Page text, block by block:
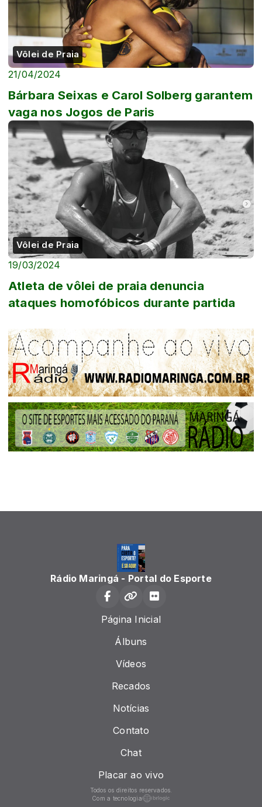
Vôlei de Praia
21/04/2024
Bárbara Seixas e Carol Solberg garantem
vaga nos Jogos de Paris
Vôlei de Praia
19/03/2024
Atleta de vôlei de praia denuncia
ataques homofóbicos durante partida
Rádio Maringá - Portal do Esporte
Página Inicial
Álbuns
Vídeos
Recados
Notícias
Contato
Chat
Placar ao vivo
Todos os direitos reservados.
Com a tecnologia